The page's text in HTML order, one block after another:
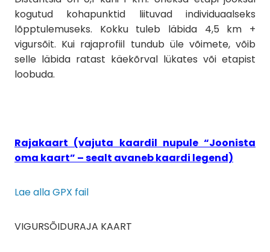
kogutud kohapunktid liituvad individuaalseks
lõpptulemuseks. Kokku tuleb läbida 4,5 km +
vigursõit. Kui rajaprofiil tundub üle võimete, võib
selle läbida ratast käekõrval lükates või etapist
loobuda.
Rajakaart (vajuta kaardil nupule “Joonista
oma kaart” – sealt avaneb kaardi legend)
Lae alla GPX fail
VIGURSÕIDURAJA KAART